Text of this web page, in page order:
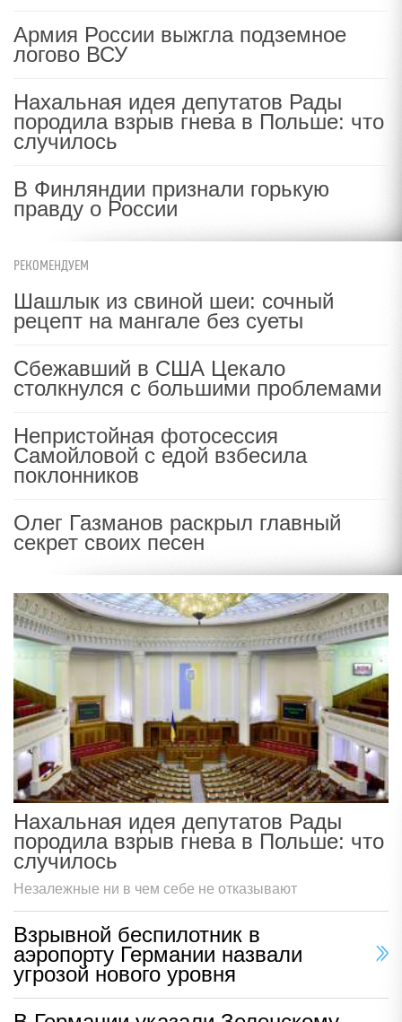
Армия России выжгла подземное
логово ВСУ
Нахальная идея депутатов Рады
породила взрыв гнева в Польше: что
случилось
В Финляндии признали горькую
правду о России
РЕКОМЕНДУЕМ
Шашлык из свиной шеи: сочный
рецепт на мангале без суеты
Сбежавший в США Цекало
столкнулся с большими проблемами
Непристойная фотосессия
Самойловой с едой взбесила
поклонников
Олег Газманов раскрыл главный
секрет своих песен
Нахальная идея депутатов Рады
породила взрыв гнева в Польше: что
случилось
Незалежные ни в чем себе не отказывают
Взрывной беспилотник в
аэропорту Германии назвали
угрозой нового уровня